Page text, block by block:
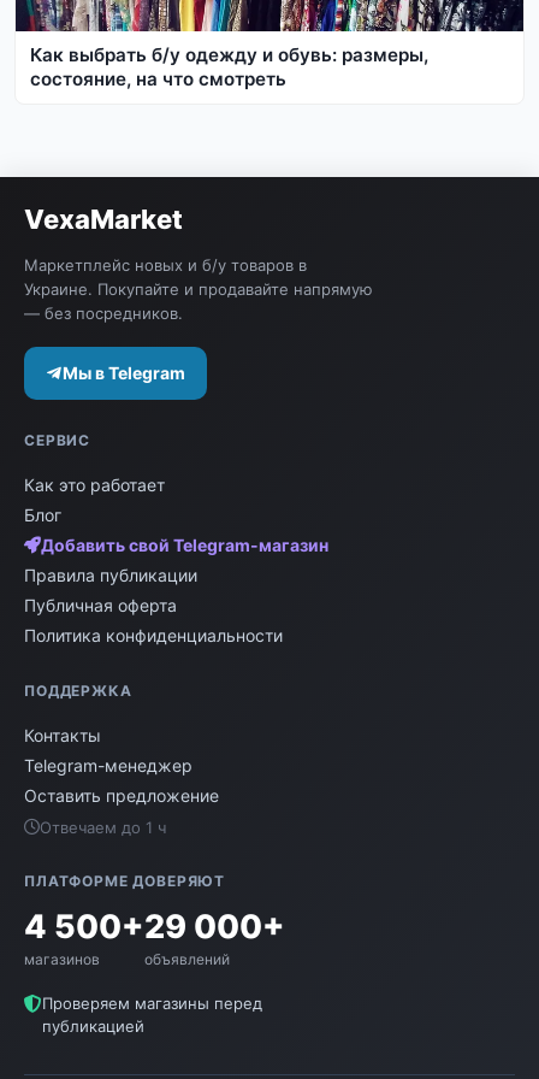
Как выбрать б/у одежду и обувь: размеры,
состояние, на что смотреть
VexaMarket
Маркетплейс новых и б/у товаров в
Украине. Покупайте и продавайте напрямую
— без посредников.
Мы в Telegram
СЕРВИС
Как это работает
Блог
Добавить свой Telegram-магазин
Правила публикации
Публичная оферта
Политика конфиденциальности
ПОДДЕРЖКА
Контакты
Telegram-менеджер
Оставить предложение
Отвечаем до 1 ч
ПЛАТФОРМЕ ДОВЕРЯЮТ
4 500+
магазинов
29 000+
объявлений
Проверяем магазины перед
публикацией